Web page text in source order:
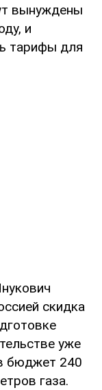
вынуждены
и
тарифы для
скидка
уже
бюджет 240
газа.